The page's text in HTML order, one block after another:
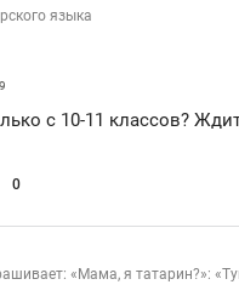
языка
с 10-11 классов?
0
«Мама, я татарин?»: